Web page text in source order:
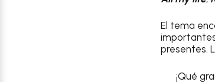
El tema
presentes.
¡Qué